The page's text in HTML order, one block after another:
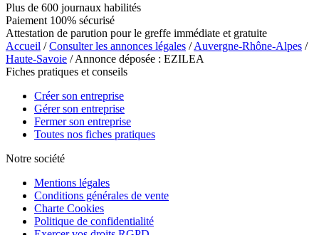
Plus de 600 journaux habilités
Paiement 100% sécurisé
Attestation de parution pour le greffe immédiate et gratuite
Accueil /Consulter les annonces légales /Auvergne-Rhône-Alpes /
Haute-Savoie / Annonce déposée : EZILEA
Fiches pratiques et conseils
Créer son entreprise
Gérer son entreprise
Fermer son entreprise
Toutes nos fiches pratiques
Notre société
Mentions légales
Conditions générales de vente
Charte Cookies
Politique de confidentialité